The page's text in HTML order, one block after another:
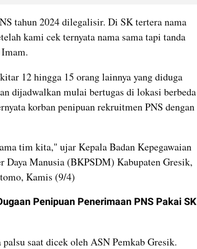
tahun 2024 dilegalisir. Di SK tertera nama
kami cek ternyata nama sama tapi tanda
12 hingga 15 orang lainnya yang diduga
dijadwalkan mulai bertugas di lokasi berbeda
korban penipuan rekruitmen PNS dengan
tim kita," ujar Kepala Badan Kepegawaian
Daya Manusia (BKPSDM) Kabupaten Gresik,
Kamis (9/4)
Penipuan Penerimaan PNS Pakai SK
saat dicek oleh ASN Pemkab Gresik.